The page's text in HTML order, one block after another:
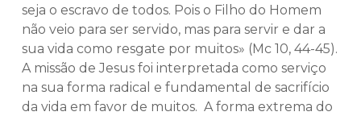
seja o escravo de todos. Pois o Filho do Homem
não veio para ser servido, mas para servir e dar a
sua vida como resgate por muitos» (Mc 10, 44-45).
A missão de Jesus foi interpretada como serviço
na sua forma radical e fundamental de sacrifício
da vida em favor de muitos. A forma extrema do